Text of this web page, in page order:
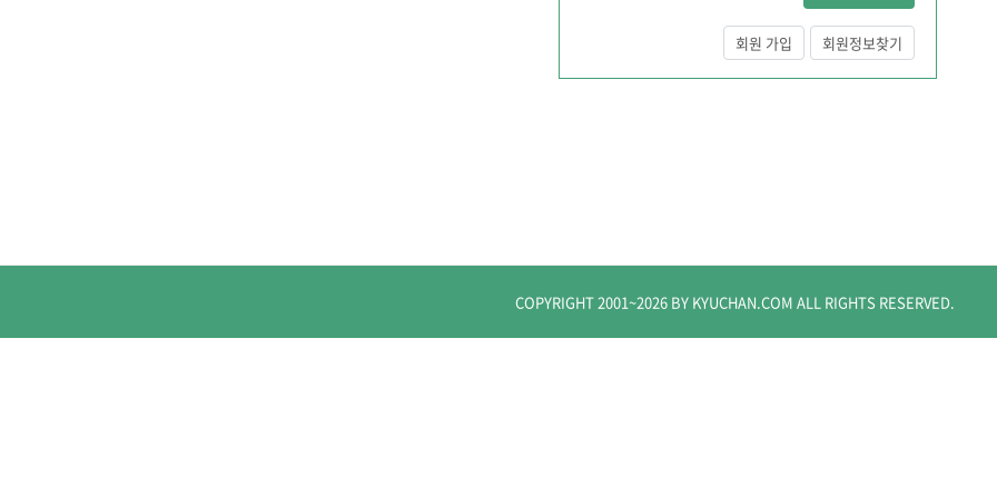
회원 가입 회원정보찾기
COPYRIGHT 2001~2026BY KYUCHAN.COM ALL RIGHTS RESERVED.